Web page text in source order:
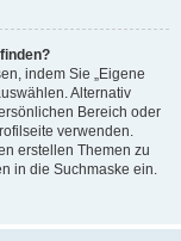
indem Sie „Eigene
Alternativ
Bereich oder
verwenden.
erstellen Themen zu
in die Suchmaske ein.